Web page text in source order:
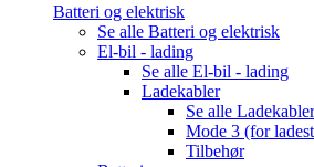
Batteri og elektrisk
Se alle Batteri og elektrisk
El-bil - lading
Se alle El-bil - lading
Ladekabler
Se alle Ladekabler
Mode 3 (for
Tilbehør